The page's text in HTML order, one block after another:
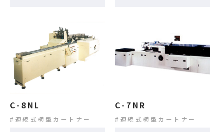
C-8NL
連続式横型カートナー
C-7NR
連続式横型カートナー